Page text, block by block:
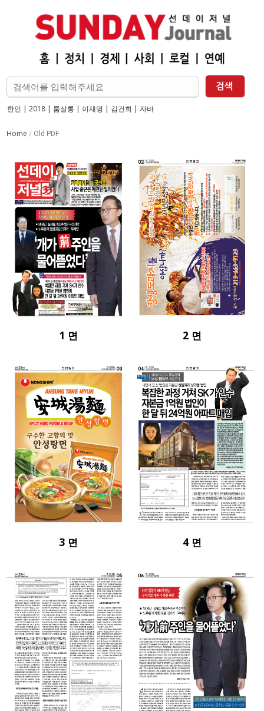
한인 | 2018| 룸살롱 | 이재명 | 김건희 | 자바
Home / Old PDF
1 면 2 면
3 면 4 면